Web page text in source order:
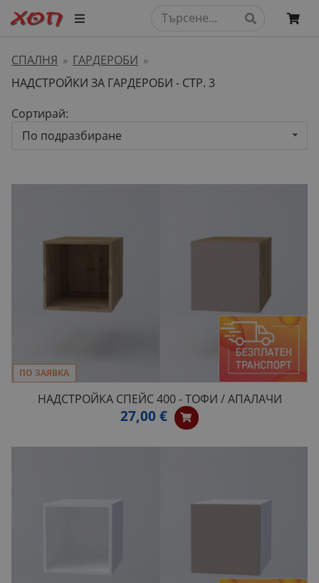
СПАЛНЯ » ГАРДЕРОБИ »
НАДСТРОЙКИ ЗА ГАРДЕРОБИ - СТР. 3
Сортирай:
По подразбиране
ПО ЗАЯВКА
НАДСТРОЙКА СПЕЙС 400 - ТОФИ / АПАЛАЧИ
27,00 €